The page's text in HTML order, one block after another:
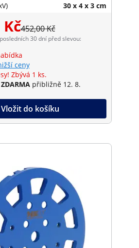
30 x 4 x 3 cm
452,00 Kč
30 dní před slevou:
ceny
Zbývá 1 ks.
přibližně 12. 8.
Vložit do košíku